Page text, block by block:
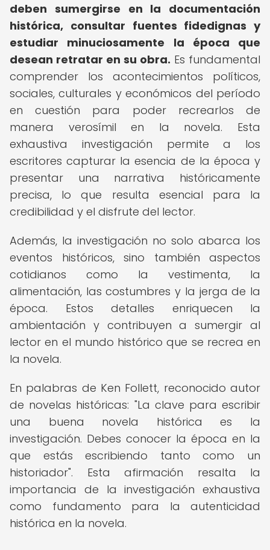
deben sumergirse en la documentación
histórica, consultar fuentes fidedignas y
estudiar minuciosamente la época que
desean retratar en su obra. Es fundamental
comprender los acontecimientos políticos,
sociales, culturales y económicos del período
en cuestión para poder recrearlos de
manera verosímil en la novela. Esta
exhaustiva investigación permite a los
escritores capturar la esencia de la época y
presentar una narrativa históricamente
precisa, lo que resulta esencial para la
credibilidad y el disfrute del lector.
Además, la investigación no solo abarca los
eventos históricos, sino también aspectos
cotidianos como la vestimenta, la
alimentación, las costumbres y la jerga de la
época. Estos detalles enriquecen la
ambientación y contribuyen a sumergir al
lector en el mundo histórico que se recrea en
la novela.
En palabras de Ken Follett, reconocido autor
de novelas históricas: "La clave para escribir
una buena novela histórica es la
investigación. Debes conocer la época en la
que estás escribiendo tanto como un
historiador". Esta afirmación resalta la
importancia de la investigación exhaustiva
como fundamento para la autenticidad
histórica en la novela.